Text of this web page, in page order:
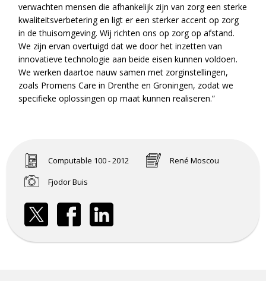
verwachten mensen die afhankelijk zijn van zorg een sterke
kwaliteitsverbetering en ligt er een sterker accent op zorg
in de thuisomgeving. Wij richten ons op zorg op afstand.
We zijn ervan overtuigd dat we door het inzetten van
innovatieve technologie aan beide eisen kunnen voldoen.
We werken daartoe nauw samen met zorginstellingen,
zoals Promens Care in Drenthe en Groningen, zodat we
specifieke oplossingen op maat kunnen realiseren.”
Computable 100 - 2012
René Moscou
Fjodor Buis